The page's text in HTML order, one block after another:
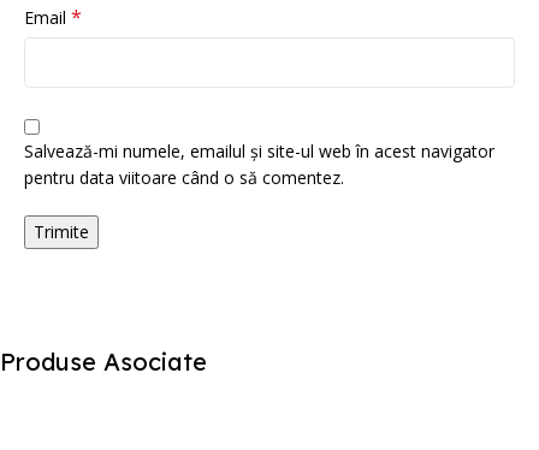
Email *
Salvează-mi numele, emailul și site-ul web în acest navigator
pentru data viitoare când o să comentez.
Produse Asociate